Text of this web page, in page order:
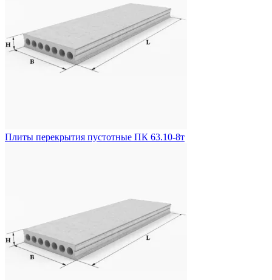
Плиты перекрытия пустотные ПК 63.10-8т